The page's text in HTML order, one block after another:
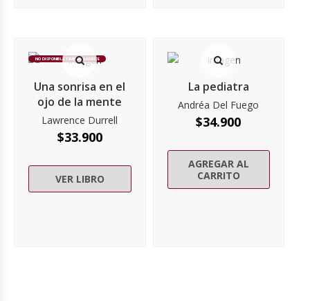
NO DISPONIBLE TEMPORALMENTE
Una sonrisa en el
ojo de la mente
Lawrence Durrell
$33.900
VER LIBRO
La pediatra
Andréa Del Fuego
$34.900
AGREGAR AL
CARRITO